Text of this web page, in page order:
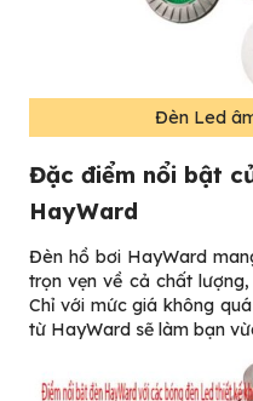
Đèn Led
Đặc điểm nổi bật
HayWard
Đèn hồ bơi HayWard
trọn vẹn về cả chất
Chỉ với mức giá không
từ HayWard sẽ làm bạn